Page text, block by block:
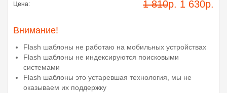
Цена: 1 810р. 1 630р.
Внимание!
Flash шаблоны не работаю на мобильных устройствах
Flash шаблоны не индексируются поисковыми
системами
Flash шаблоны это устаревшая технология, мы не
оказываем их поддержку